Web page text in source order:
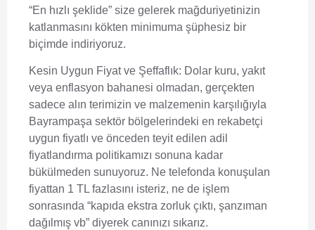
“En hızlı şeklide” size gelerek mağduriyetinizin
katlanmasını kökten minimuma şüphesiz bir
biçimde indiriyoruz.
Kesin Uygun Fiyat ve Şeffaflık: Dolar kuru, yakıt
veya enflasyon bahanesi olmadan, gerçekten
sadece alın terimizin ve malzemenin karşılığıyla
Bayrampaşa sektör bölgelerindeki en rekabetçi
uygun fiyatlı ve önceden teyit edilen adil
fiyatlandırma politikamızı sonuna kadar
bükülmeden sunuyoruz. Ne telefonda konuşulan
fiyattan 1 TL fazlasını isteriz, ne de işlem
sonrasında “kapıda ekstra zorluk çıktı, şanzıman
dağılmış vb” diyerek canınızı sıkarız.